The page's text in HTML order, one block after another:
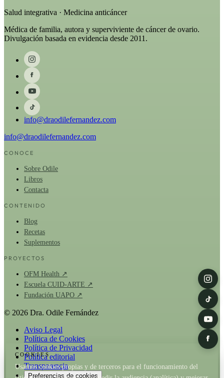
Salud integrativa · Medicina anticáncer
Médica de familia, autora y superviviente de cáncer de ovario.
Divulgación basada en evidencia desde 2011.
info@draodilefernandez.com
info@draodilefernandez.com
CONOCE
Sobre Odile
Libros
Contacta
CONTENIDO
Blog
Recetas
Suplementos
PROYECTOS
OFM Health ↗
Escuela CUID-ARTE ↗
Fundación UAPO ↗
© 2026 Dra. Odile Fernández
Aviso Legal
Política de Cookies
Política de Privacidad
Política editorial
Transparencia
Preferencias de cookies
COOKIES
Usamos cookies propias y de terceros para el funcionamiento del